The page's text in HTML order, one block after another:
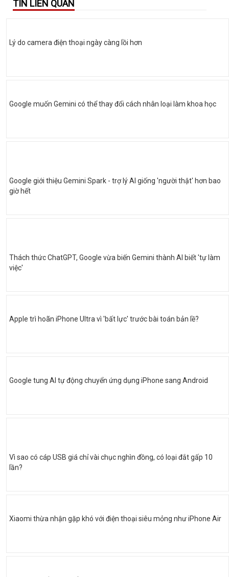
TIN LIÊN QUAN
Lý do camera điện thoại ngày càng lồi hơn
Google muốn Gemini có thể thay đổi cách nhân loại làm khoa học
Google giới thiệu Gemini Spark - trợ lý AI giống 'người thật' hơn bao
giờ hết
Thách thức ChatGPT, Google vừa biến Gemini thành AI biết 'tự làm
việc'
Apple trì hoãn iPhone Ultra vì 'bất lực' trước bài toán bản lề?
Google tung AI tự động chuyển ứng dụng iPhone sang Android
Vì sao có cáp USB giá chỉ vài chục nghìn đồng, có loại đắt gấp 10
lần?
Xiaomi thừa nhận gặp khó với điện thoại siêu mỏng như iPhone Air